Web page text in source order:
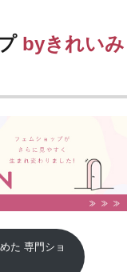
byきれいみ
た 専門ショ